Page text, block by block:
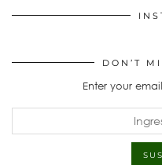
DON’T
Enter your